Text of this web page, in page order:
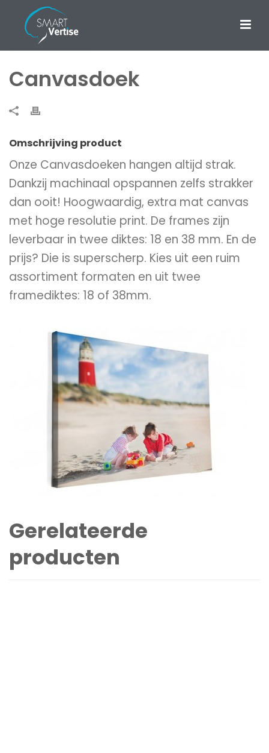
Canvasdoek
Omschrijving product
Onze Canvasdoeken hangen altijd strak.
Dankzij machinaal opspannen zelfs strakker
dan ooit! Hoogwaardig, extra mat canvas
met hoge resolutie print. De frames zijn
leverbaar in twee diktes: 18 en 38 mm. En de
prijs? Die is superscherp. Kies uit een ruim
assortiment formaten en uit twee
framediktes: 18 of 38mm.
Gerelateerde
producten